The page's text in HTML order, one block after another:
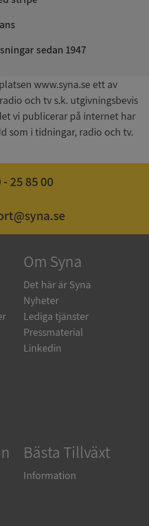
sedan 1947
www.syna.se ett av
och tv s.k. utgivningsbevis
vi publicerar på internet har
som i tidningar, radio och tv.
- 25 85 00
Om Syna
Det här är Syna
Nyheter
Lediga tjänster
Pressmaterial
Linkedin
Bästa Tillväxt
Information
YouTube
.youtube.com
5 månader
4 veckor
Corporation
de.syna.se
Corporation
Microsoft
Corporation
Google